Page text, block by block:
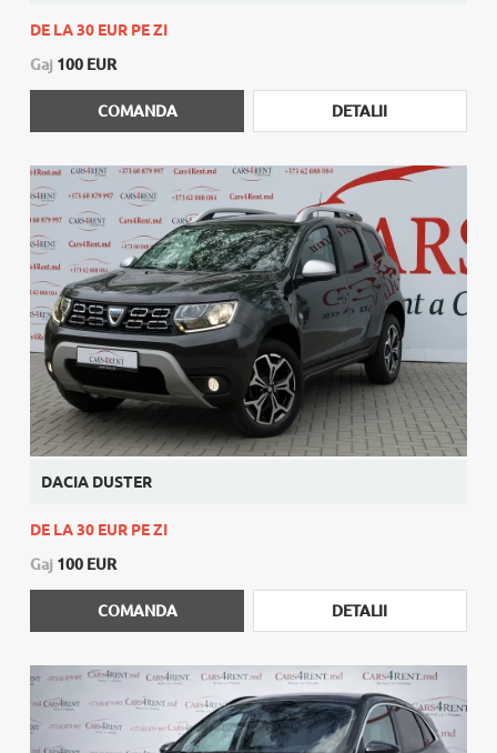
DE LA 30 EUR PE ZI
Gaj 100 EUR
COMANDA DETALII
DACIA DUSTER
DE LA 30 EUR PE ZI
Gaj 100 EUR
COMANDA DETALII